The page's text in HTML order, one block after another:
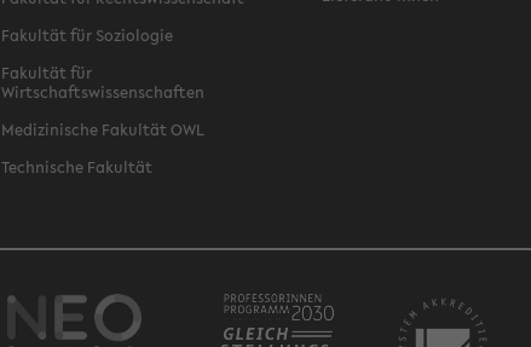
Fakultät für Soziologie
Fakultät für
Wirtschaftswissenschaften
Medizinische Fakultät OWL
Technische Fakultät